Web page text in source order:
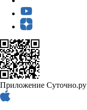
Приложение Суточно.ру